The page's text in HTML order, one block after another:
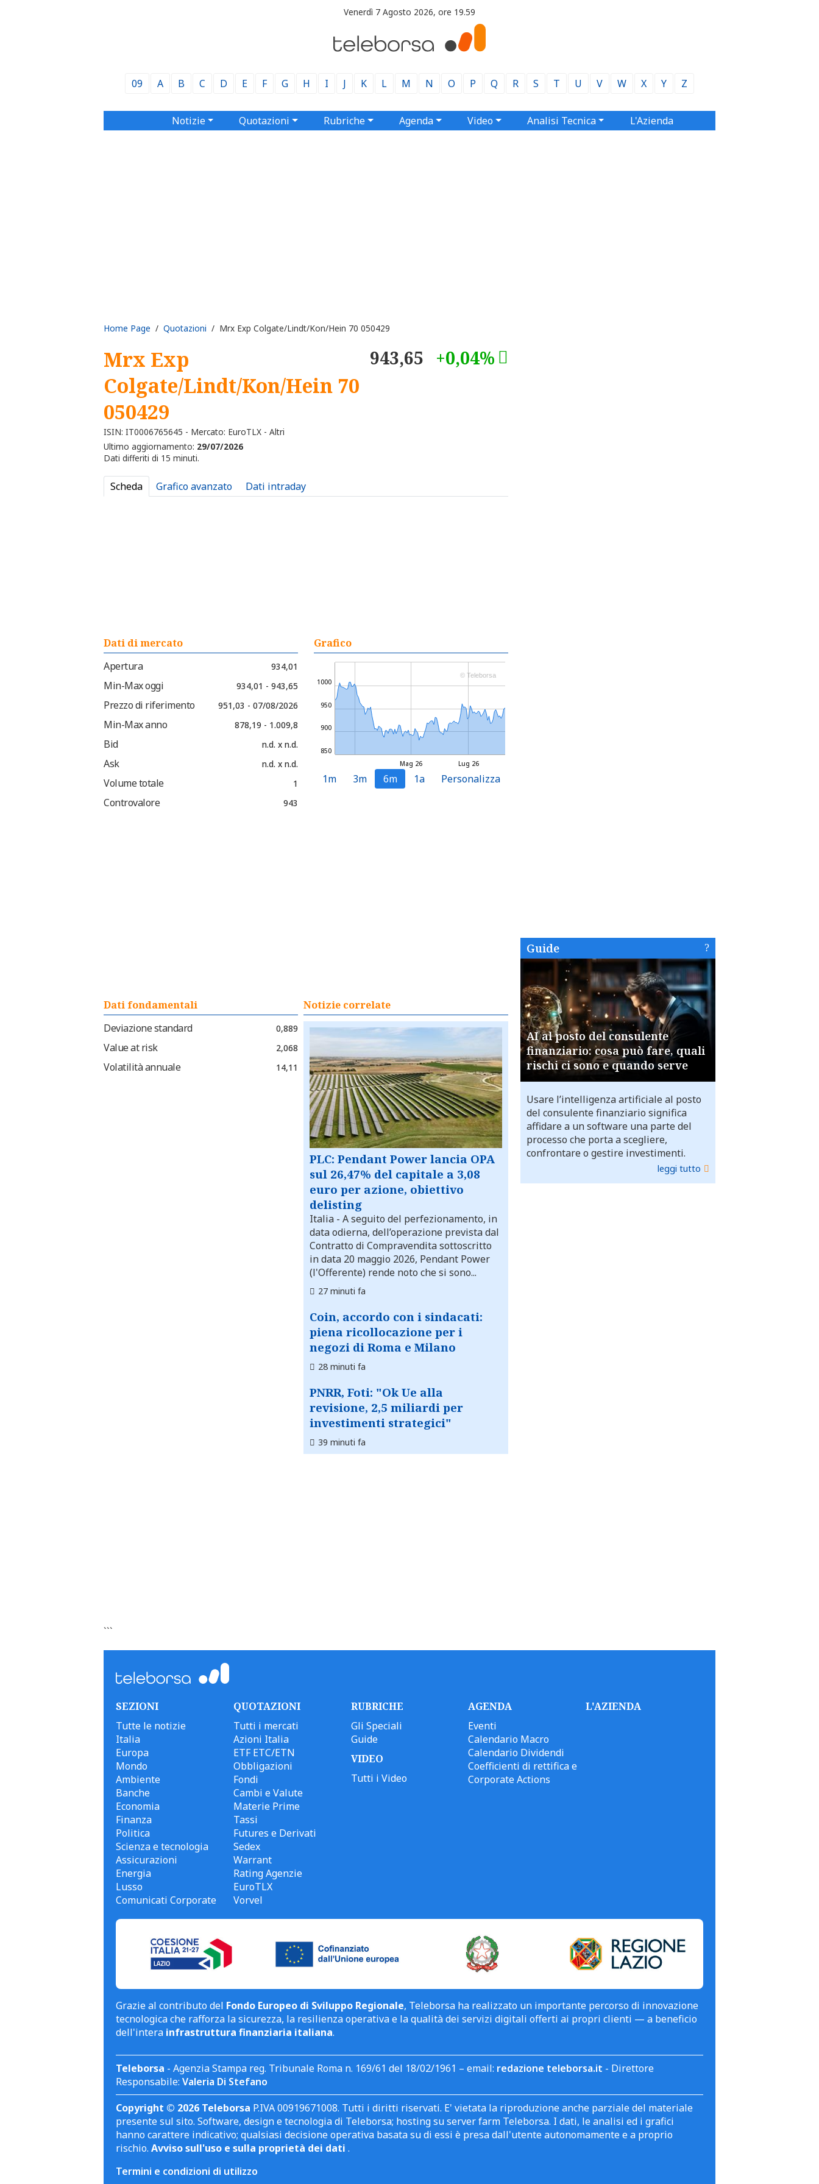
Venerdì 7 Agosto 2026, ore 19.59
09 A B C D E F G H I J K L M N O P Q R S T U V W X Y Z
Notizie Quotazioni Rubriche Agenda Video Analisi Tecnica L'Azienda
Home Page / Quotazioni / Mrx Exp Colgate/Lindt/Kon/Hein 70 050429
Mrx Exp
Colgate/Lindt/Kon/Hein 70
050429
ISIN: IT0006765645 - Mercato: EuroTLX - Altri
943,65 +0,04%
Ultimo aggiornamento: 29/07/2026
Dati differiti di 15 minuti.
Scheda Grafico avanzato Dati intraday
Dati di mercato
Apertura
934,01
Min-Max oggi 934,01 - 943,65
Prezzo di riferimento 951,03 - 07/08/2026
Min-Max anno 878,19 - 1.009,8
Bid n.d. x n.d.
Ask n.d. x n.d.
Volume totale 1
Controvalore 943
Grafico
Lug 26
Mag 26
850
900
950
1000
© Teleborsa
1m 3m 6m 1a Personalizza
Dati fondamentali
Deviazione standard
0,889
Value at risk 2,068
Volatilità annuale 14,11
Notizie correlate
PLC: Pendant Power lancia OPA
sul 26,47% del capitale a 3,08
euro per azione, obiettivo
delisting
Italia - A seguito del perfezionamento, in
data odierna, dell’operazione prevista dal
Contratto di Compravendita sottoscritto
in data 20 maggio 2026, Pendant Power
(l'Offerente) rende noto che si sono...
27 minuti fa
Coin, accordo con i sindacati:
piena ricollocazione per i
negozi di Roma e Milano
28 minuti fa
PNRR, Foti: "Ok Ue alla
revisione, 2,5 miliardi per
investimenti strategici"
39 minuti fa
```
Guide
AI al posto del consulente
finanziario: cosa può fare, quali
rischi ci sono e quando serve
Usare l’intelligenza artificiale al posto
del consulente finanziario significa
affidare a un software una parte del
processo che porta a scegliere,
confrontare o gestire investimenti.
leggi tutto
SEZIONI
Tutte le notizie
Italia
Europa
Mondo
Ambiente
Banche
Economia
Finanza
Politica
Scienza e tecnologia
Assicurazioni
Energia
Lusso
Comunicati Corporate
QUOTAZIONI
Tutti i mercati
Azioni Italia
ETF ETC/ETN
Obbligazioni
Fondi
Cambi e Valute
Materie Prime
Tassi
Futures e Derivati
Sedex
Warrant
Rating Agenzie
EuroTLX
Vorvel
RUBRICHE
Gli Speciali
Guide
VIDEO
Tutti i Video
AGENDA
Eventi
Calendario Macro
Calendario Dividendi
Coefficienti di rettifica e
Corporate Actions
L'AZIENDA
Grazie al contributo del Fondo Europeo di Sviluppo Regionale, Teleborsa ha realizzato un importante percorso di innovazione
tecnologica che rafforza la sicurezza, la resilienza operativa e la qualità dei servizi digitali offerti ai propri clienti — a beneficio
dell'intera infrastruttura finanziaria italiana.
Teleborsa - Agenzia Stampa reg. Tribunale Roma n. 169/61 del 18/02/1961 – email: redazione teleborsa.it - Direttore
Responsabile: Valeria Di Stefano
Copyright © 2026 Teleborsa P.IVA 00919671008. Tutti i diritti riservati. E' vietata la riproduzione anche parziale del materiale
presente sul sito. Software, design e tecnologia di Teleborsa; hosting su server farm Teleborsa. I dati, le analisi ed i grafici
hanno carattere indicativo; qualsiasi decisione operativa basata su di essi è presa dall'utente autonomamente e a proprio
rischio. Avviso sull'uso e sulla proprietà dei dati .
Termini e condizioni di utilizzo